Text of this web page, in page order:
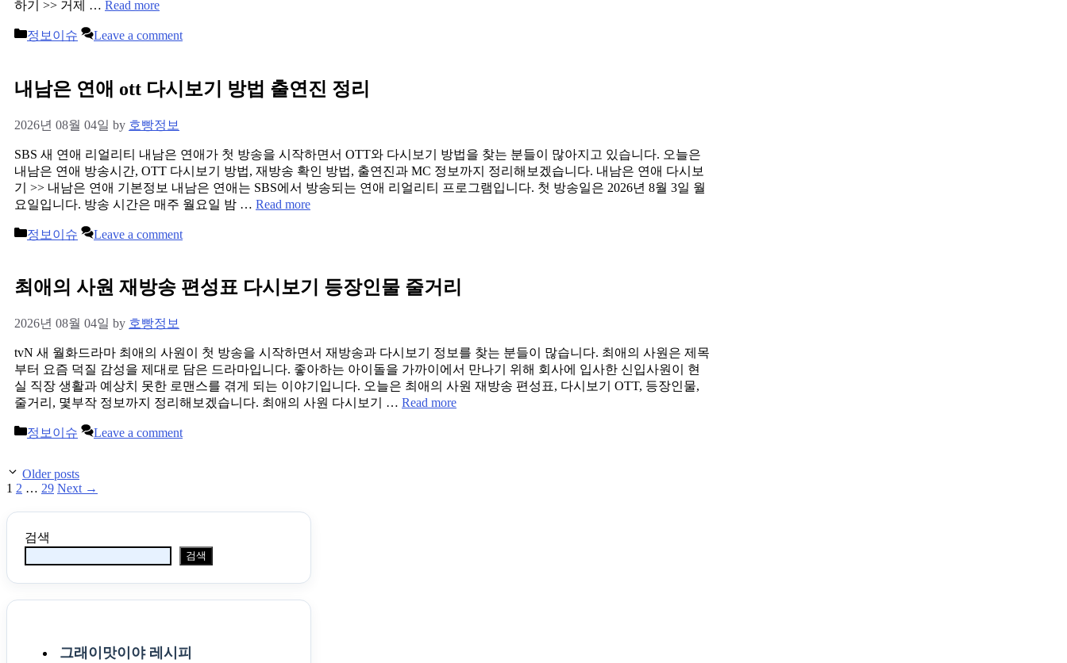
하기 >> 거제 … Read more
Categories
정보이슈 Leave a comment
내남은 연애 ott 다시보기 방법 출연진 정리
2026년 08월 04일 by 호빵정보
SBS 새 연애 리얼리티 내남은 연애가 첫 방송을 시작하면서 OTT와 다시보기 방법을 찾는 분들이 많아지고 있습니다. 오늘은
내남은 연애 방송시간, OTT 다시보기 방법, 재방송 확인 방법, 출연진과 MC 정보까지 정리해보겠습니다. 내남은 연애 다시보
기 >> 내남은 연애 기본정보 내남은 연애는 SBS에서 방송되는 연애 리얼리티 프로그램입니다. 첫 방송일은 2026년 8월 3일 월
요일입니다. 방송 시간은 매주 월요일 밤 … Read more
Categories
정보이슈 Leave a comment
최애의 사원 재방송 편성표 다시보기 등장인물 줄거리
2026년 08월 04일 by 호빵정보
tvN 새 월화드라마 최애의 사원이 첫 방송을 시작하면서 재방송과 다시보기 정보를 찾는 분들이 많습니다. 최애의 사원은 제목
부터 요즘 덕질 감성을 제대로 담은 드라마입니다. 좋아하는 아이돌을 가까이에서 만나기 위해 회사에 입사한 신입사원이 현
실 직장 생활과 예상치 못한 로맨스를 겪게 되는 이야기입니다. 오늘은 최애의 사원 재방송 편성표, 다시보기 OTT, 등장인물,
줄거리, 몇부작 정보까지 정리해보겠습니다. 최애의 사원 다시보기 … Read more
Categories
정보이슈 Leave a comment
Post
navigation
Older posts
Page
1 Page
2 … Page
29 Next →
검색
검색
그래이맛이야 레시피